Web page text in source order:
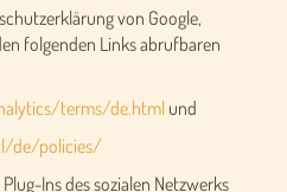
von Google,
folgenden Links abrufbaren
terms/de.html und
de/policies/
Ins des sozialen Netzwerks